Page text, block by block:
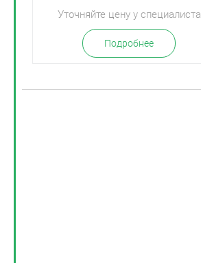
Уточняйте цену у специалиста
Подробнее